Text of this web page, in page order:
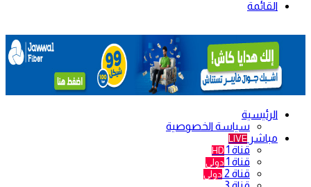
القائمة
الرئيسية
سياسة الخصوصية
مباشر LIVE
قناة 1 HD
قناة 1 دولي
قناة 2 دولي